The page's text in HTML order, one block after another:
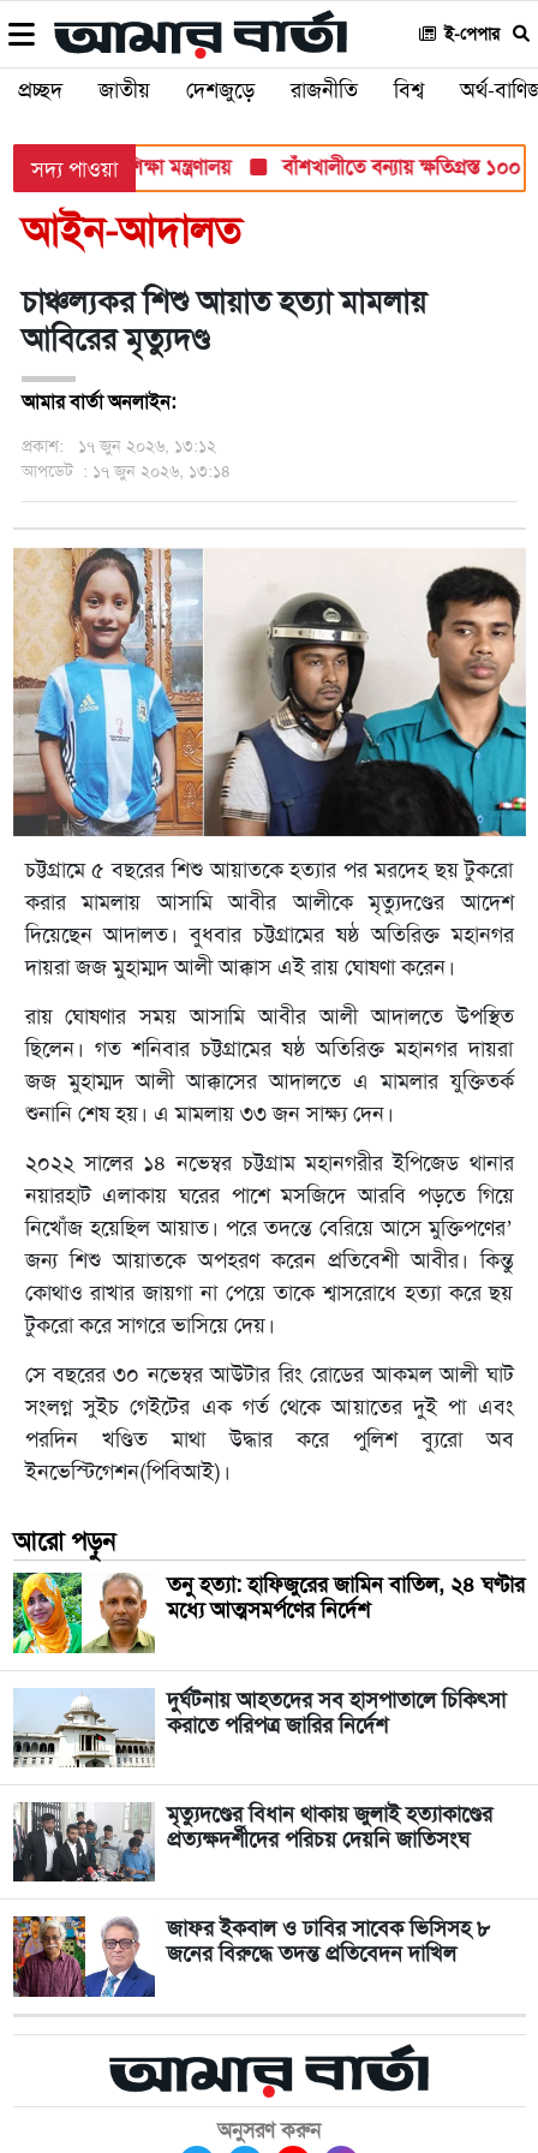
ই-পেপার
প্রচ্ছদ জাতীয় দেশজুড়ে রাজনীতি বিশ্ব অর্থ-
সদ্য পাওয়া
পরীক্ষায়: শিক্ষা মন্ত্রণালয় বাঁশখালীতে বন্যায় ক্ষতিগ্রস্ত ১০০
আইন-আদালত
চাঞ্চল্যকর শিশু আয়াত হত্যা মামলায়
আবিরের মৃত্যুদণ্ড
আমার বার্তা অনলাইন:
প্রকাশ:
১৭ জুন ২০২৬, ১৩:১২
আপডেট : ১৭ জুন ২০২৬, ১৩:১৪
চট্টগ্রামে ৫ বছরের শিশু আয়াতকে হত্যার পর মরদেহ ছয় টুকরো
করার মামলায় আসামি আবীর আলীকে মৃত্যুদণ্ডের আদেশ
দিয়েছেন আদালত। বুধবার চট্টগ্রামের ষষ্ঠ অতিরিক্ত মহানগর
দায়রা জজ মুহাম্মদ আলী আক্কাস এই রায় ঘোষণা করেন।
রায় ঘোষণার সময় আসামি আবীর আলী আদালতে উপস্থিত
ছিলেন। গত শনিবার চট্টগ্রামের ষষ্ঠ অতিরিক্ত মহানগর দায়রা
জজ মুহাম্মদ আলী আক্কাসের আদালতে এ মামলার যুক্তিতর্ক
শুনানি শেষ হয়। এ মামলায় ৩৩ জন সাক্ষ্য দেন।
২০২২ সালের ১৪ নভেম্বর চট্টগ্রাম মহানগরীর ইপিজেড থানার
নয়ারহাট এলাকায় ঘরের পাশে মসজিদে আরবি পড়তে গিয়ে
নিখোঁজ হয়েছিল আয়াত। পরে তদন্তে বেরিয়ে আসে মুক্তিপণের’
জন্য শিশু আয়াতকে অপহরণ করেন প্রতিবেশী আবীর। কিন্তু
কোথাও রাখার জায়গা না পেয়ে তাকে শ্বাসরোধে হত্যা করে ছয়
টুকরো করে সাগরে ভাসিয়ে দেয়।
সে বছরের ৩০ নভেম্বর আউটার রিং রোডের আকমল আলী ঘাট
সংলগ্ন সুইচ গেইটের এক গর্ত থেকে আয়াতের দুই পা এবং
পরদিন খণ্ডিত মাথা উদ্ধার করে পুলিশ ব্যুরো অব
ইনভেস্টিগেশন(পিবিআই)।
আরো পড়ুন
তনু হত্যা: হাফিজুরের জামিন বাতিল, ২৪ ঘণ্টার
মধ্যে আত্মসমর্পণের নির্দেশ
দুর্ঘটনায় আহতদের সব হাসপাতালে চিকিৎসা
করাতে পরিপত্র জারির নির্দেশ
মৃত্যুদণ্ডের বিধান থাকায় জুলাই হত্যাকাণ্ডের
প্রত্যক্ষদর্শীদের পরিচয় দেয়নি জাতিসংঘ
জাফর ইকবাল ও ঢাবির সাবেক ভিসিসহ ৮
জনের বিরুদ্ধে তদন্ত প্রতিবেদন দাখিল
অনুসরণ করুন